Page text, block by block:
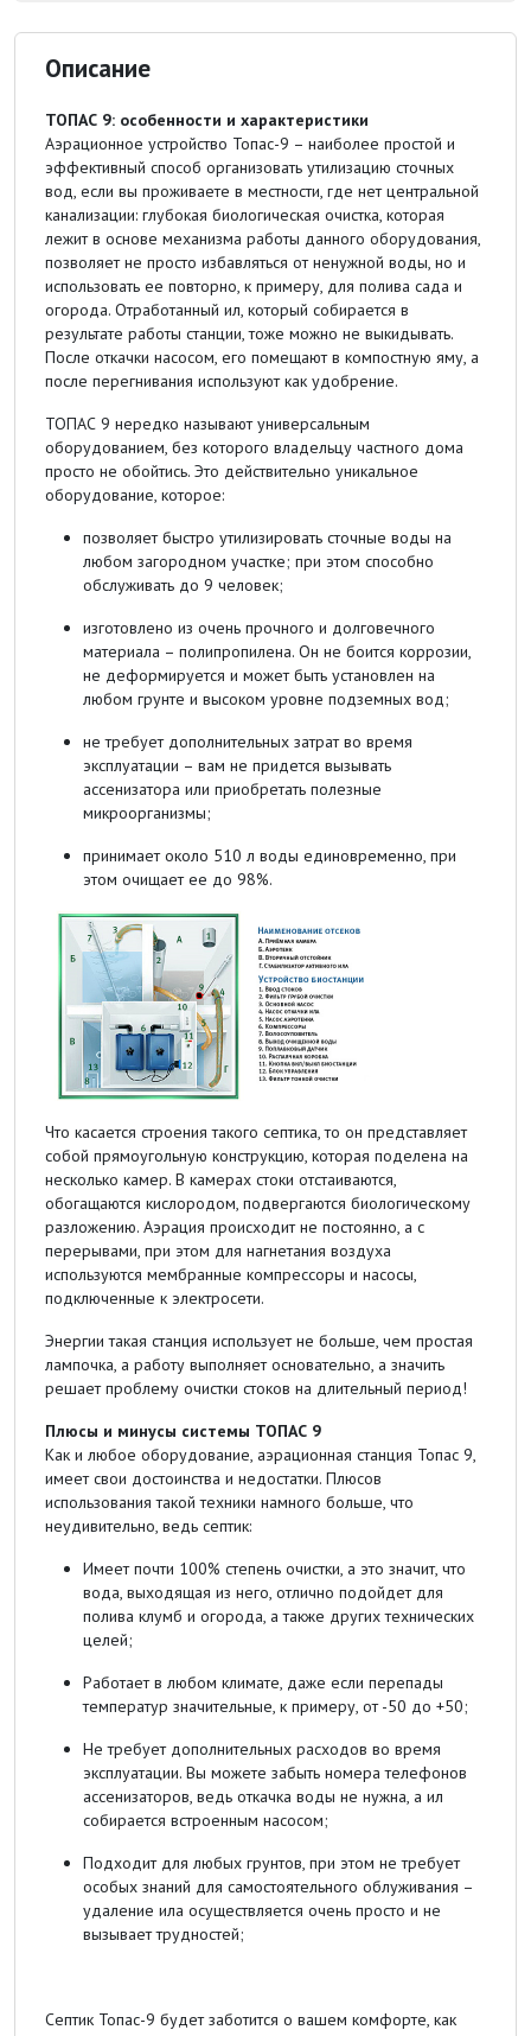
Описание
ТОПАС 9: особенности и характеристики
Аэрационное устройство Топас-9 – наиболее простой и
эффективный способ организовать утилизацию сточных
вод, если вы проживаете в местности, где нет центральной
канализации: глубокая биологическая очистка, которая
лежит в основе механизма работы данного оборудования,
позволяет не просто избавляться от ненужной воды, но и
использовать ее повторно, к примеру, для полива сада и
огорода. Отработанный ил, который собирается в
результате работы станции, тоже можно не выкидывать.
После откачки насосом, его помещают в компостную яму, а
после перегнивания используют как удобрение.
ТОПАС 9 нередко называют универсальным
оборудованием, без которого владельцу частного дома
просто не обойтись. Это действительно уникальное
оборудование, которое:
позволяет быстро утилизировать сточные воды на
любом загородном участке; при этом способно
обслуживать до 9 человек;
изготовлено из очень прочного и долговечного
материала – полипропилена. Он не боится коррозии,
не деформируется и может быть установлен на
любом грунте и высоком уровне подземных вод;
не требует дополнительных затрат во время
эксплуатации – вам не придется вызывать
ассенизатора или приобретать полезные
микроорганизмы;
принимает около 510 л воды единовременно, при
этом очищает ее до 98%.
Что касается строения такого септика, то он представляет
собой прямоугольную конструкцию, которая поделена на
несколько камер. В камерах стоки отстаиваются,
обогащаются кислородом, подвергаются биологическому
разложению. Аэрация происходит не постоянно, а с
перерывами, при этом для нагнетания воздуха
используются мембранные компрессоры и насосы,
подключенные к электросети.
Энергии такая станция использует не больше, чем простая
лампочка, а работу выполняет основательно, а значить
решает проблему очистки стоков на длительный период!
Плюсы и минусы системы ТОПАС 9
Как и любое оборудование, аэрационная станция Топас 9,
имеет свои достоинства и недостатки. Плюсов
использования такой техники намного больше, что
неудивительно, ведь септик:
Имеет почти 100% степень очистки, а это значит, что
вода, выходящая из него, отлично подойдет для
полива клумб и огорода, а также других технических
целей;
Работает в любом климате, даже если перепады
температур значительные, к примеру, от -50 до +50;
Не требует дополнительных расходов во время
эксплуатации. Вы можете забыть номера телефонов
ассенизаторов, ведь откачка воды не нужна, а ил
собирается встроенным насосом;
Подходит для любых грунтов, при этом не требует
особых знаний для самостоятельного облуживания –
удаление ила осуществляется очень просто и не
вызывает трудностей;
Септик Топас-9 будет заботится о вашем комфорте, как